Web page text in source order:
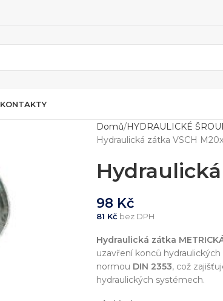
KONTAKTY
Domů HYDRAULICKÉ
Hydraulická zátka VSCH
Hydraulická
98 Kč
81 Kč bez DPH
Hydraulická zátka
uzavření konců
normou DIN 2353, což
hydraulických systémech.